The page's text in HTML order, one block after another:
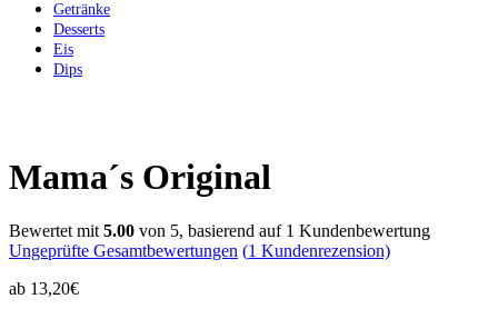
Getränke
Desserts
Eis
Dips
Mama´s Original
Bewertet mit 5.00 von 5, basierend auf 1 Kundenbewertung
Ungeprüfte Gesamtbewertungen (1 Kundenrezension)
ab 13,20€